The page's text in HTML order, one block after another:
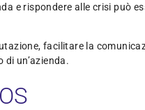
e rispondere alle crisi può
facilitare la
un’azienda.